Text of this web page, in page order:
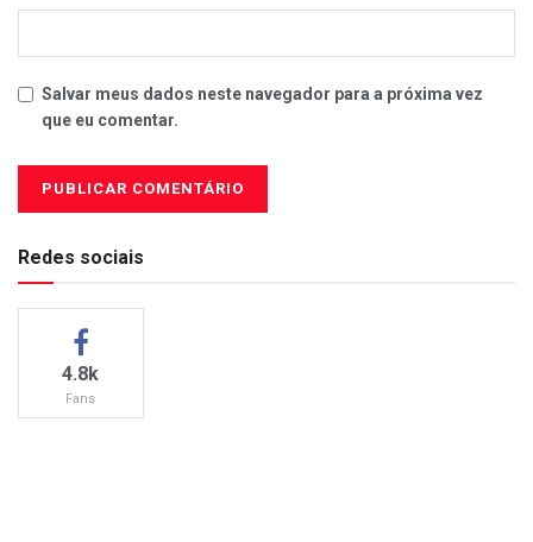
Salvar meus dados neste navegador para a próxima vez
que eu comentar.
Redes sociais
4.8k
Fans